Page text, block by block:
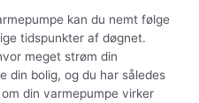
kan du nemt følge
tidspunkter af døgnet.
meget strøm din
din bolig, og du har således
din varmepumpe virker